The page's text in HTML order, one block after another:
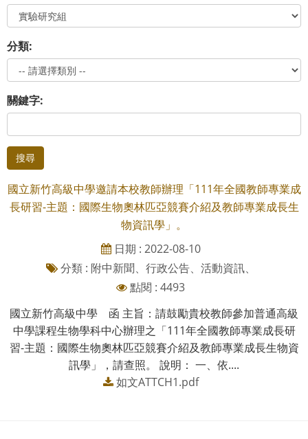
分類:
關鍵字:
搜尋
國立新竹高級中學邀請本校教師辦理「111年全國教師專業成
長研習-主題：國際生物奧林匹亞競賽介紹及教師專業成長生
物資訊學」。
日期 : 2022-08-10
分類 : 附中新聞、行政公告、活動資訊、
點閱 : 4493
國立新竹高級中學 函 主旨：請鼓勵貴校教師參加普通高級
中學課程生物學科中心辦理之「111年全國教師專業成長研
習-主題：國際生物奧林匹亞競賽介紹及教師專業成長生物資
訊學」，請查照。 說明： 一、依....
如文ATTCH1.pdf